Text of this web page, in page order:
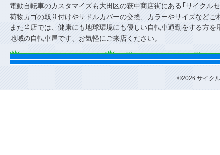
電動自転車のカスタマイズも大田区の萩中商店街にある「サイクル
荷物カゴの取り付けやサドルカバーの交換、カラーやサイズなどご
また当店では、健康にも地球環境にも優しい自転車通勤をする方を
地域の自転車屋です、お気軽にご来店ください。
©2026 サイク